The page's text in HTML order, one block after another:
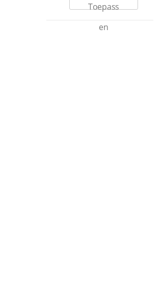
Toepass
en